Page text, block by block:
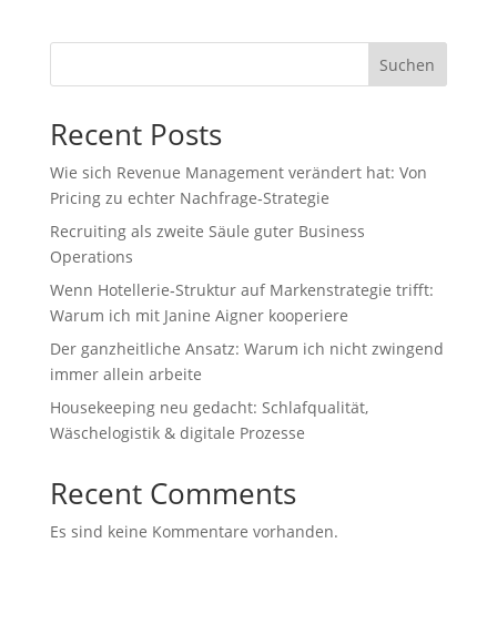
Suchen
Recent Posts
Wie sich Revenue Management verändert hat: Von
Pricing zu echter Nachfrage‑Strategie
Recruiting als zweite Säule guter Business
Operations
Wenn Hotellerie‑Struktur auf Markenstrategie trifft:
Warum ich mit Janine Aigner kooperiere
Der ganzheitliche Ansatz: Warum ich nicht zwingend
immer allein arbeite
Housekeeping neu gedacht: Schlafqualität,
Wäschelogistik & digitale Prozesse
Recent Comments
Es sind keine Kommentare vorhanden.